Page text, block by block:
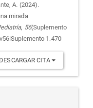
A. (2024).
mirada
, 56(Suplemento
1.470
DESCARGAR CITA